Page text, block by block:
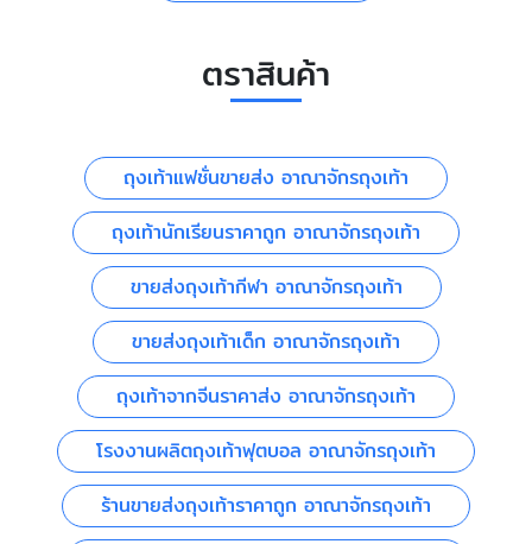
ตราสินค้า
ถุงเท้าแฟชั่นขายส่ง อาณาจักรถุงเท้า
ถุงเท้านักเรียนราคาถูก อาณาจักรถุงเท้า
ขายส่งถุงเท้ากีฬา อาณาจักรถุงเท้า
ขายส่งถุงเท้าเด็ก อาณาจักรถุงเท้า
ถุงเท้าจากจีนราคาส่ง อาณาจักรถุงเท้า
โรงงานผลิตถุงเท้าฟุตบอล อาณาจักรถุงเท้า
ร้านขายส่งถุงเท้าราคาถูก อาณาจักรถุงเท้า